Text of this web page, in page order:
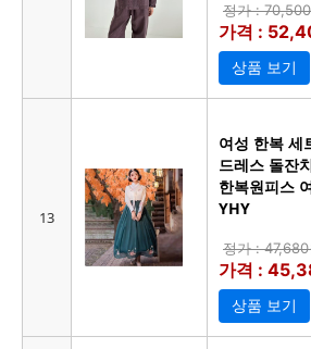
정가 :
가격 :
상품 보기
13
여성 한복 세
드레스 돌잔
한복원피스
YHY
정가 :
가격 :
상품 보기